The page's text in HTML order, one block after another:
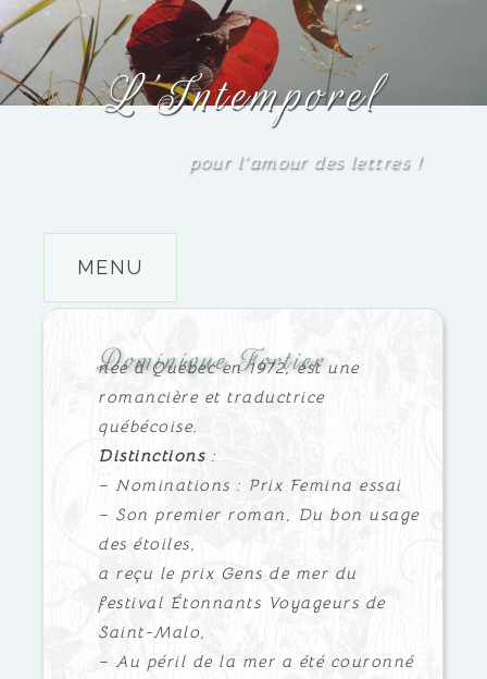
Accéder
au
contenuL’Intemporel
pour l'amour des lettres!
MENU
Dominique Fortier
née à Québec en 1972, est une
romancière et traductrice
québécoise.
Distinctions:
– Nominations : Prix Femina essai
– Son premier roman, Du bon usage
des étoiles,
a reçu le prix Gens de mer du
festival Étonnants Voyageurs de
Saint-Malo,
– Au péril de la mer a été couronné